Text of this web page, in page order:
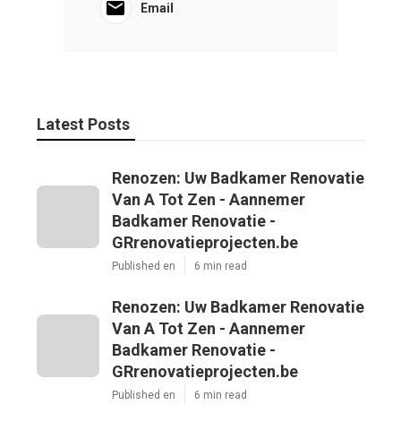
Email
Latest Posts
Renozen: Uw Badkamer Renovatie
Van A Tot Zen - Aannemer
Badkamer Renovatie -
GRrenovatieprojecten.be
Published en 6 min read
Renozen: Uw Badkamer Renovatie
Van A Tot Zen - Aannemer
Badkamer Renovatie -
GRrenovatieprojecten.be
Published en 6 min read